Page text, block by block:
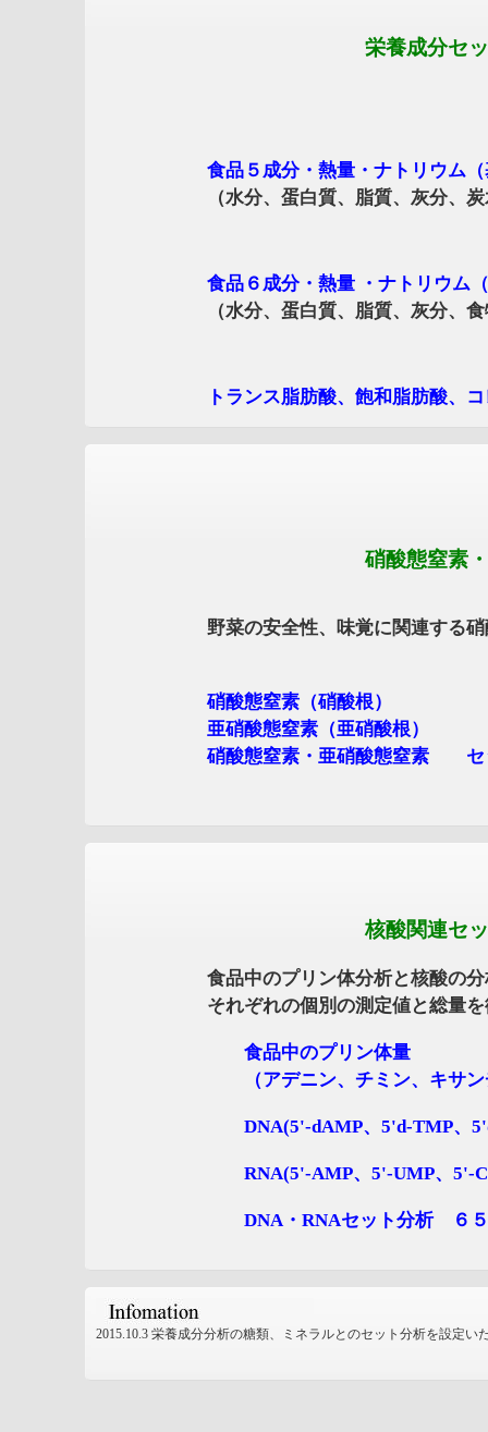
栄養成分セット
食品５成分・熱量・ナトリウム
（水分、蛋白質、脂質、灰分、炭水
食品６成分・熱量 ・ナトリウム（食
（水分、蛋白質、脂質、灰分、食物繊
トランス脂肪酸、飽和脂肪酸、コレ
硝酸態窒素・亜硝酸態
野菜の安全性、味覚に関連する硝酸態
硝酸態窒素（硝酸根）
亜硝酸態窒素（亜硝酸根
硝酸態窒素・亜硝酸態窒素 セッ
核酸関連セット分析
食品中のプリン体分析と核酸の分析
それぞれの個別の測定値と総量を御
食品中のプリン体量
（アデニン、チミン、キサンチン、
DNA(5'-dAMP、5'd-TMP、5'd-
RNA(5'-AMP、5'-UMP、5'-CMP
DNA・RNAセット分析 ６５，
2015.10.3 栄養成分分析の糖類、ミネラルとのセット分析を設定い